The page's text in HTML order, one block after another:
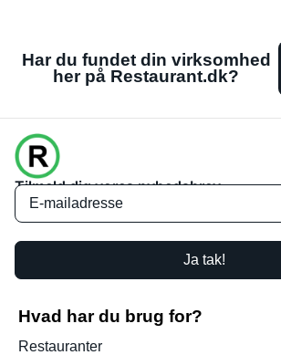
Har du fundet din virksomhed
her på Restaurant.dk?
Tilmeld dig vores nyhedsbrev
Ja tak!
Hvad har du brug for?
Restauranter